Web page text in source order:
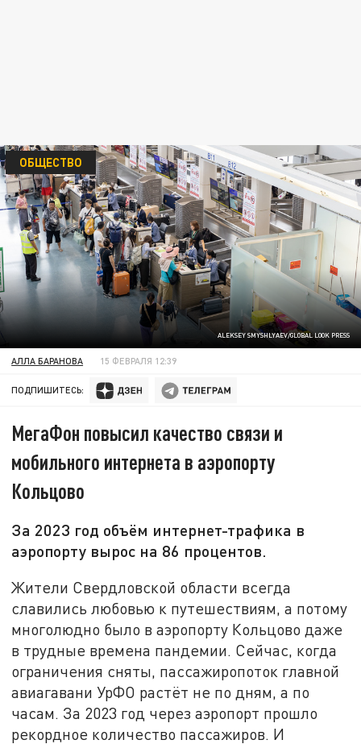
ALEKSEY SMYSHLYAEV/GLOBAL LOOK PRESS
ОБЩЕСТВО
АЛЛА БАРАНОВА 15 ФЕВРАЛЯ 12:39
ПОДПИШИТЕСЬ:
МегаФон повысил качество связи и
мобильного интернета в аэропорту
Кольцово
За 2023 год объём интернет-трафика в
аэропорту вырос на 86 процентов.
Жители Свердловской области всегда
славились любовью к путешествиям, а потому
многолюдно было в аэропорту Кольцово даже
в трудные времена пандемии. Сейчас, когда
ограничения сняты, пассажиропоток главной
авиагавани УрФО растёт не по дням, а по
часам. За 2023 год через аэропорт прошло
рекордное количество пассажиров. И